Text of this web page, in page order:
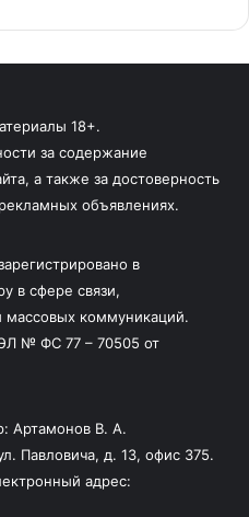
18+.
за содержание
а также за достоверность
объявлениях.
в
в сфере связи,
коммуникаций.
№ ФС 77 – 70505 от
Артамонов В. А.
Павловича, д. 13, офис 375.
адрес: